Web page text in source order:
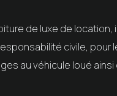
de luxe de location,
civile, pour
au véhicule loué